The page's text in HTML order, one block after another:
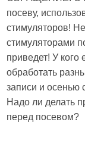
посеву,
стимуляторов!
стимуляторами
приведет! У кого
обработать
записи и осенью
Надо ли делать
перед посевом?